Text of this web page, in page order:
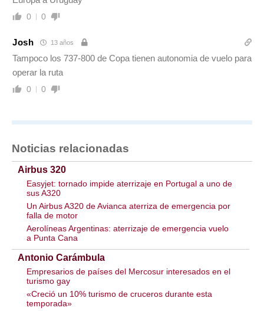
0 0
Josh 13 años
Tampoco los 737-800 de Copa tienen autonomia de vuelo para
operar la ruta
0 0
Noticias relacionadas
Airbus 320
Easyjet: tornado impide aterrizaje en Portugal a uno de
sus A320
Un Airbus A320 de Avianca aterriza de emergencia por
falla de motor
Aerolíneas Argentinas: aterrizaje de emergencia vuelo
a Punta Cana
Antonio Carámbula
Empresarios de países del Mercosur interesados en el
turismo gay
«Creció un 10% turismo de cruceros durante esta
temporada»